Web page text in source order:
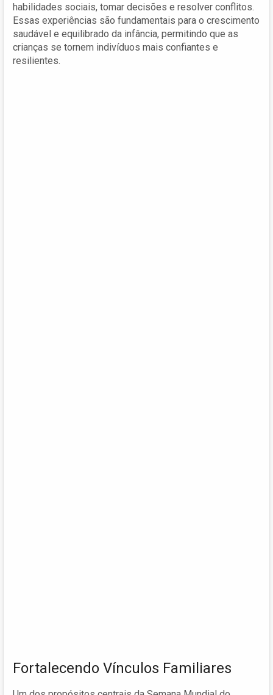
habilidades sociais, tomar decisões e resolver conflitos.
Essas experiências são fundamentais para o crescimento
saudável e equilibrado da infância, permitindo que as
crianças se tornem indivíduos mais confiantes e
resilientes.
Fortalecendo Vínculos Familiares